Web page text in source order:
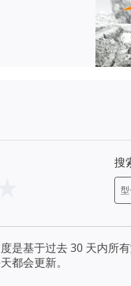
搜
是基于过去 30 天内所
都会更新。